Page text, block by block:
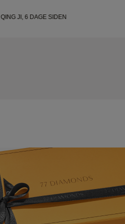
QING JI, 6 DAGE SIDEN